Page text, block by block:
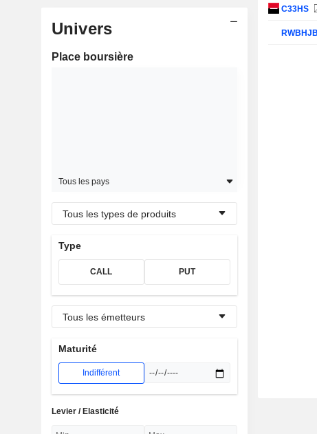
Univers
Place boursière
Tous les pays
Tous les types de produits
Type
CALL PUT
Tous les émetteurs
Maturité
Indifférent
Levier / Elasticité
C33HS
RWBHJB